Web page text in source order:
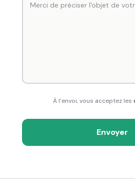
À l’envoi, vous acceptez les
Envoyer